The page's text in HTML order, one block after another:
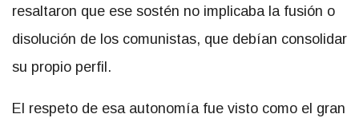
resaltaron que ese sostén no implicaba la fusión o
disolución de los comunistas, que debían consolidar
su propio perfil.
El respeto de esa autonomía fue visto como el gran